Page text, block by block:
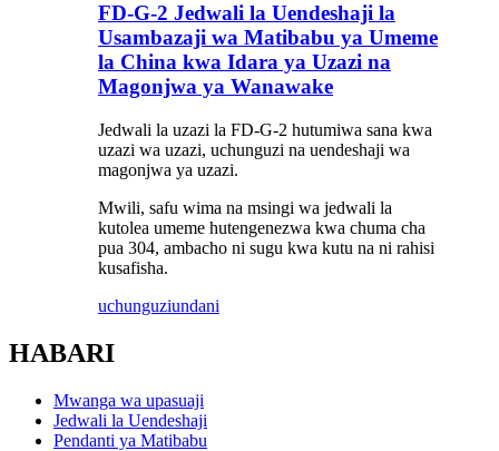
FD-G-2 Jedwali la Uendeshaji la
Usambazaji wa Matibabu ya Umeme
la China kwa Idara ya Uzazi na
Magonjwa ya Wanawake
Jedwali la uzazi la FD-G-2 hutumiwa sana kwa
uzazi wa uzazi, uchunguzi na uendeshaji wa
magonjwa ya uzazi.
Mwili, safu wima na msingi wa jedwali la
kutolea umeme hutengenezwa kwa chuma cha
pua 304, ambacho ni sugu kwa kutu na ni rahisi
kusafisha.
uchunguziundani
HABARI
Mwanga wa upasuaji
Jedwali la Uendeshaji
Pendanti ya Matibabu